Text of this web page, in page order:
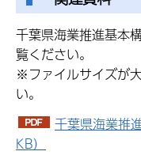
千葉県海業推進基本
覧ください。
※ファイルサイズが
い。
千葉県海業推
KB）